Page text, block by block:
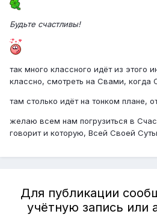
Будьте счастливы!
так много классного идёт из этого
классно, смотреть на Свами, когда
там столько идёт на тонком плане,
желаю всем нам погрузиться в
говорит и которую, Всей Своей
Для публикации
учётную запись или